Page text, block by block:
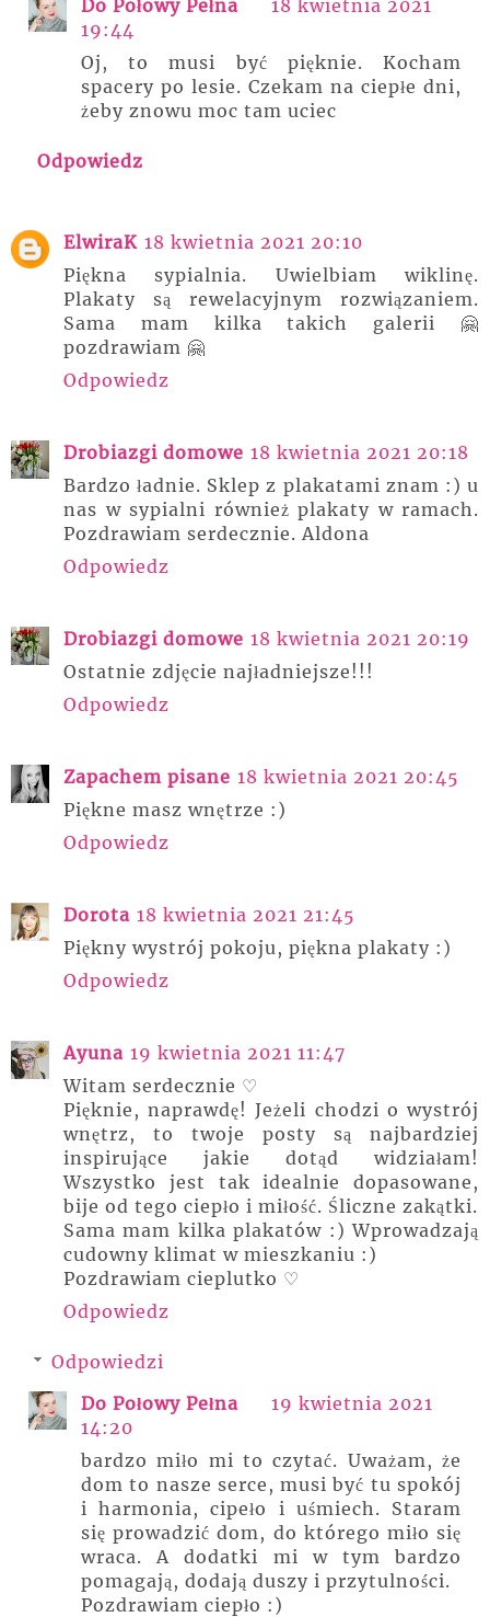
Do Połowy Pełna
18 kwietnia 2021
19:44
Oj, to musi być pięknie. Kocham
spacery po lesie. Czekam na ciepłe dni,
żeby znowu moc tam uciec
Odpowiedz
ElwiraK 18 kwietnia 2021 20:10
Piękna sypialnia. Uwielbiam wiklinę.
Plakaty są rewelacyjnym rozwiązaniem.
Sama mam kilka takich galerii 🤗
pozdrawiam 🤗
Odpowiedz
Drobiazgi domowe 18 kwietnia 2021 20:18
Bardzo ładnie. Sklep z plakatami znam :) u
nas w sypialni również plakaty w ramach.
Pozdrawiam serdecznie. Aldona
Odpowiedz
Drobiazgi domowe 18 kwietnia 2021 20:19
Ostatnie zdjęcie najładniejsze!!!
Odpowiedz
Zapachem pisane 18 kwietnia 2021 20:45
Piękne masz wnętrze :)
Odpowiedz
Dorota 18 kwietnia 2021 21:45
Piękny wystrój pokoju, piękna plakaty :)
Odpowiedz
Ayuna 19 kwietnia 2021 11:47
Witam serdecznie ♡
Pięknie, naprawdę! Jeżeli chodzi o wystrój
wnętrz, to twoje posty są najbardziej
inspirujące jakie dotąd widziałam!
Wszystko jest tak idealnie dopasowane,
bije od tego ciepło i miłość. Śliczne zakątki.
Sama mam kilka plakatów :) Wprowadzają
cudowny klimat w mieszkaniu :)
Pozdrawiam cieplutko ♡
Odpowiedz
Odpowiedzi
Do Połowy Pełna
19 kwietnia 2021
14:20
bardzo miło mi to czytać. Uważam, że
dom to nasze serce, musi być tu spokój
i harmonia, cipeło i uśmiech. Staram
się prowadzić dom, do którego miło się
wraca. A dodatki mi w tym bardzo
pomagają, dodają duszy i przytulności.
Pozdrawiam ciepło :)